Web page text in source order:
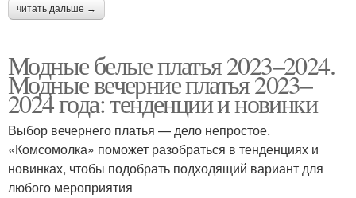
читать дальше →
Модные белые платья 2023–2024.
Модные вечерние платья 2023–
2024 года: тенденции и новинки
Выбор вечернего платья — дело непростое.
«Комсомолка» поможет разобраться в тенденциях и
новинках, чтобы подобрать подходящий вариант для
любого мероприятия